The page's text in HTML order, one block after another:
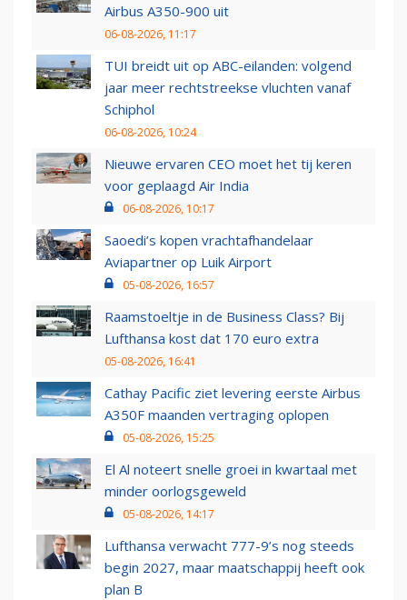
Airbus A350-900 uit
06-08-2026, 11:17
TUI breidt uit op ABC-eilanden: volgend
jaar meer rechtstreekse vluchten vanaf
Schiphol
06-08-2026, 10:24
Nieuwe ervaren CEO moet het tij keren
voor geplaagd Air India
06-08-2026, 10:17
Saoedi’s kopen vrachtafhandelaar
Aviapartner op Luik Airport
05-08-2026, 16:57
Raamstoeltje in de Business Class? Bij
Lufthansa kost dat 170 euro extra
05-08-2026, 16:41
Cathay Pacific ziet levering eerste Airbus
A350F maanden vertraging oplopen
05-08-2026, 15:25
El Al noteert snelle groei in kwartaal met
minder oorlogsgeweld
05-08-2026, 14:17
Lufthansa verwacht 777-9’s nog steeds
begin 2027, maar maatschappij heeft ook
plan B